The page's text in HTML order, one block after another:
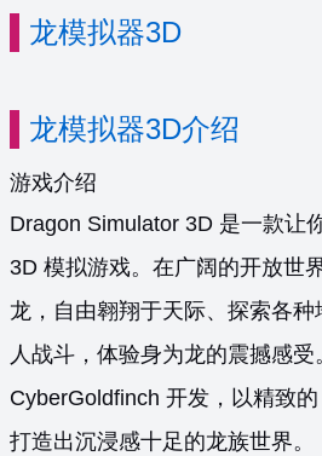
龙模拟器3D
龙模拟器3D介绍
游戏介绍
Dragon Simulator 3D 是一款让
3D 模拟游戏。在广阔的开放世
龙，自由翱翔于天际、探索各
人战斗，体验身为龙的震撼感受
CyberGoldfinch 开发，以精致
打造出沉浸感十足的龙族世界。